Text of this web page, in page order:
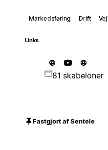
Markedsføring Drift
Links
81 skabeloner
Fastgjort af Sentele